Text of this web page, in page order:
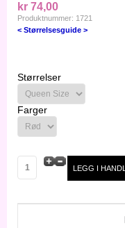
kr 74,00
Produktnummer: 1721
< Størrelsesguide >
Størrelser
Farger